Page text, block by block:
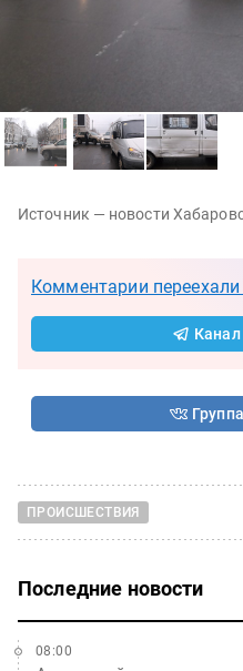
Источник — новости
Комментарии
ПРОИСШЕСТВИЯ
Последние новости
08:00